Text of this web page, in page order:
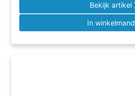
Bekijk artikel
In winkelmand